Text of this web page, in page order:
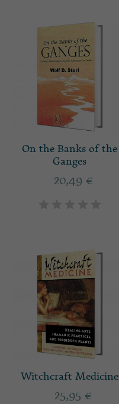
On the Banks of the
Ganges
20,49 €
Witchcraft Medicine
25,95 €